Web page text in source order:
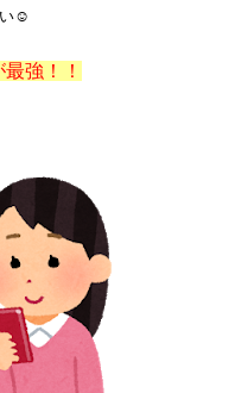
☺
強！！